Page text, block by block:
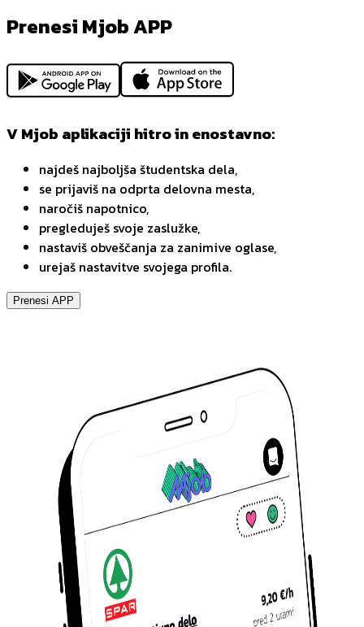
Prenesi Mjob APP
V Mjob aplikaciji hitro in enostavno:
najdeš najboljša študentska dela,
se prijaviš na odprta delovna mesta,
naročiš napotnico,
pregleduješ svoje zaslužke,
nastaviš obveščanja za zanimive oglase,
urejaš nastavitve svojega profila.
Prenesi APP